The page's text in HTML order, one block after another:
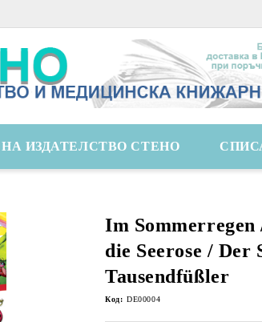
ИЗДАТЕЛСТВО СТЕНО
Im
die Seerose / Der
Tausendfüßler
Код: DE00004